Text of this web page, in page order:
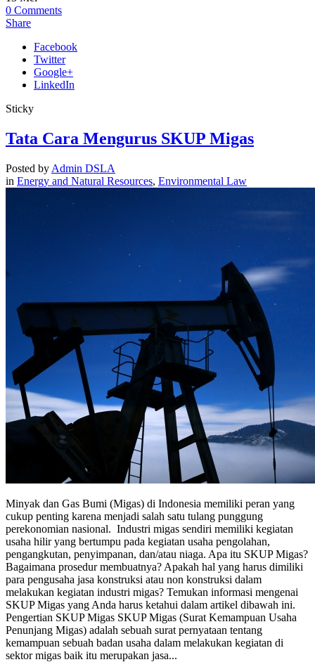
0 Comments
Share
Facebook
Twitter
Google+
LinkedIn
Sticky
Tata Cara Mengurus SKUP Migas
Posted by Admin DSLA
in Energy and Natural Resources, Environmental Law
Minyak dan Gas Bumi (Migas) di Indonesia memiliki peran yang
cukup penting karena menjadi salah satu tulang punggung
perekonomian nasional. Industri migas sendiri memiliki kegiatan
usaha hilir yang bertumpu pada kegiatan usaha pengolahan,
pengangkutan, penyimpanan, dan/atau niaga. Apa itu SKUP Migas?
Bagaimana prosedur membuatnya? Apakah hal yang harus dimiliki
para pengusaha jasa konstruksi atau non konstruksi dalam
melakukan kegiatan industri migas? Temukan informasi mengenai
SKUP Migas yang Anda harus ketahui dalam artikel dibawah ini.
Pengertian SKUP Migas SKUP Migas (Surat Kemampuan Usaha
Penunjang Migas) adalah sebuah surat pernyataan tentang
kemampuan sebuah badan usaha dalam melakukan kegiatan di
sektor migas baik itu merupakan jasa...